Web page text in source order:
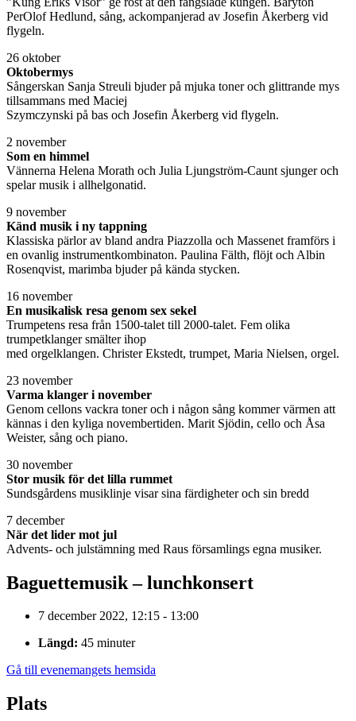
PerOlof Hedlund, sång, ackompanjerad av Josefin Åkerberg vid
flygeln.
26 oktober
Oktobermys
Sångerskan Sanja Streuli bjuder på mjuka toner och glittrande mys
tillsammans med Maciej
Szymczynski på bas och Josefin Åkerberg vid flygeln.
2 november
Som en himmel
Vännerna Helena Morath och Julia Ljungström-Caunt sjunger och
spelar musik i allhelgonatid.
9 november
Känd musik i ny tappning
Klassiska pärlor av bland andra Piazzolla och Massenet framförs i
en ovanlig instrumentkombinaton. Paulina Fälth, flöjt och Albin
Rosenqvist, marimba bjuder på kända stycken.
16 november
En musikalisk resa genom sex sekel
Trumpetens resa från 1500-talet till 2000-talet. Fem olika
trumpetklanger smälter ihop
med orgelklangen. Christer Ekstedt, trumpet, Maria Nielsen, orgel.
23 november
Varma klanger i november
Genom cellons vackra toner och i någon sång kommer värmen att
kännas i den kyliga novembertiden. Marit Sjödin, cello och Åsa
Weister, sång och piano.
30 november
Stor musik för det lilla rummet
Sundsgårdens musiklinje visar sina färdigheter och sin bredd
7 december
När det lider mot jul
Advents- och julstämning med Raus församlings egna musiker.
Baguettemusik – lunchkonsert
7 december 2022, 12:15 - 13:00
Längd: 45 minuter
Gå till evenemangets hemsida
Plats